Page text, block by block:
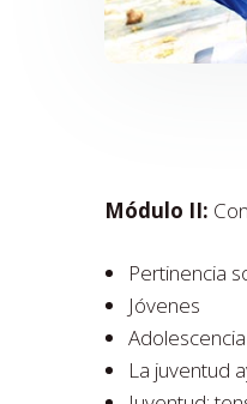
Módulo II:
Pertinencia
Jóvenes
Adolescencia
La juventud